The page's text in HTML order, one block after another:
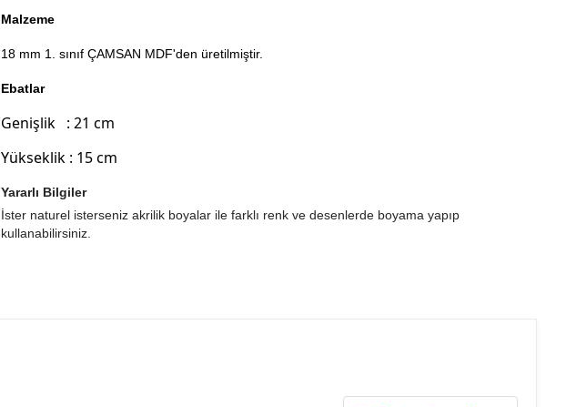
Malzeme
18 mm 1. sınıf ÇAMSAN MDF'den üretilmiştir.
Ebatlar
Genişlik : 21 cm
Yükseklik : 15 cm
Yararlı Bilgiler
İster naturel isterseniz akrilik boyalar ile farklı renk ve desenlerde boyama yapıp
kullanabilirsiniz.